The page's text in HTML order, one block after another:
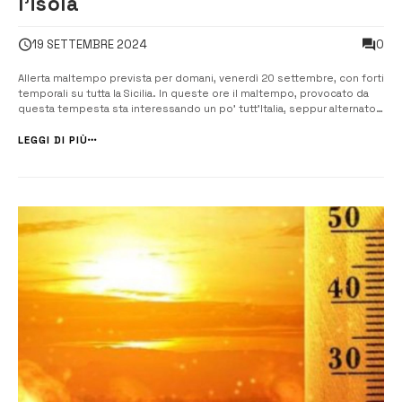
19 SETTEMBRE 2024 0
Allerta maltempo prevista per domani, venerdì 20 settembre, con forti
temporali su tutta la Sicilia. In queste ore il maltempo, provocato da
questa tempesta sta interessando un po’ tutt’Italia, seppur alternato a
provenienti dalla Tunisia, rimarranno fortunatamente in mare aperto ma
LEGGI DI PIÙ